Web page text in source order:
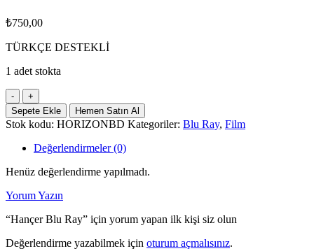
₺750,00
TÜRKÇE DESTEKLİ
1 adet stokta
Hançer
Blu
Ray
adet
Sepete Ekle Hemen Satın Al
Stok kodu: HORIZONBD Kategoriler: Blu Ray, Film
Değerlendirmeler (0)
Henüz değerlendirme yapılmadı.
Yorum Yazın
“Hançer Blu Ray” için yorum yapan ilk kişi siz olun
Değerlendirme yazabilmek için oturum açmalısınız.